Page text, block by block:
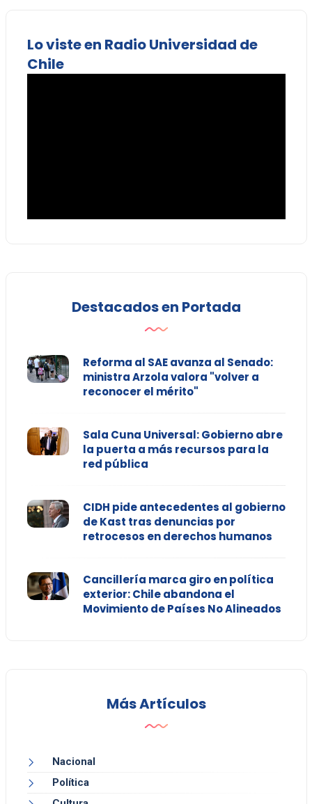
Lo viste en Radio Universidad de
Chile
Destacados en Portada
Reforma al SAE avanza al Senado:
ministra Arzola valora "volver a
reconocer el mérito"
Sala Cuna Universal: Gobierno abre
la puerta a más recursos para la
red pública
CIDH pide antecedentes al gobierno
de Kast tras denuncias por
retrocesos en derechos humanos
Cancillería marca giro en política
exterior: Chile abandona el
Movimiento de Países No Alineados
Más Artículos
Nacional
Política